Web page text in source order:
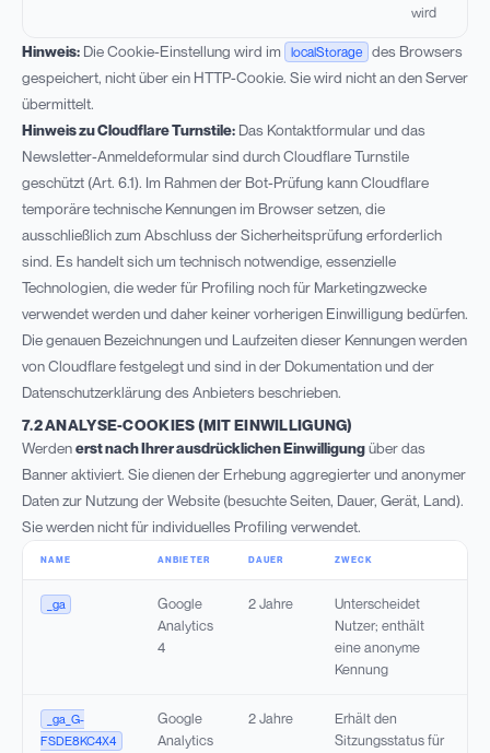
wird
Hinweis: Die Cookie-Einstellung wird im localStorage
des Browsers
gespeichert, nicht über ein HTTP-Cookie. Sie wird nicht an den Server
übermittelt.
Hinweis zu Cloudflare Turnstile: Das Kontaktformular und das
Newsletter-Anmeldeformular sind durch Cloudflare Turnstile
geschützt (Art. 6.1). Im Rahmen der Bot-Prüfung kann Cloudflare
temporäre technische Kennungen im Browser setzen, die
ausschließlich zum Abschluss der Sicherheitsprüfung erforderlich
sind. Es handelt sich um technisch notwendige, essenzielle
Technologien, die weder für Profiling noch für Marketingzwecke
verwendet werden und daher keiner vorherigen Einwilligung bedürfen.
Die genauen Bezeichnungen und Laufzeiten dieser Kennungen werden
von Cloudflare festgelegt und sind in der Dokumentation und der
Datenschutzerklärung des Anbieters beschrieben.
7.2 ANALYSE-COOKIES (MIT EINWILLIGUNG)
Werdenerst nach Ihrer ausdrücklichen Einwilligungüber das
Banner aktiviert. Sie dienen der Erhebung aggregierter und anonymer
Daten zur Nutzung der Website (besuchte Seiten, Dauer, Gerät, Land).
Sie werden nicht für individuelles Profiling verwendet.
NAME ANBIETER DAUER ZWECK
_ga
Google
Analytics
4
2 Jahre
Unterscheidet
Nutzer; enthält
eine anonyme
Kennung
_ga_G-
FSDE8KC4X4
Google
Analytics
2 Jahre
Erhält den
Sitzungsstatus für